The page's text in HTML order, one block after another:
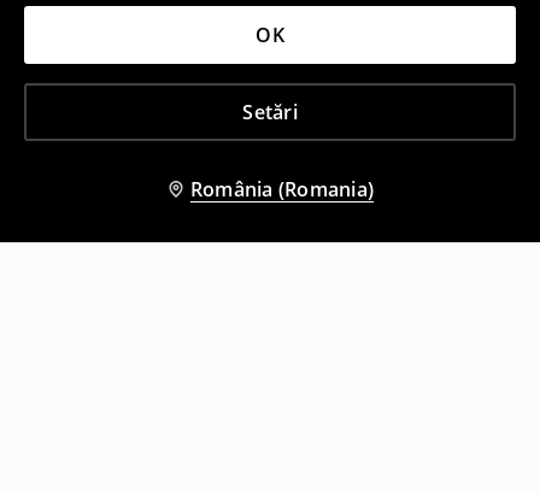
Setări
OK
România (Romania)